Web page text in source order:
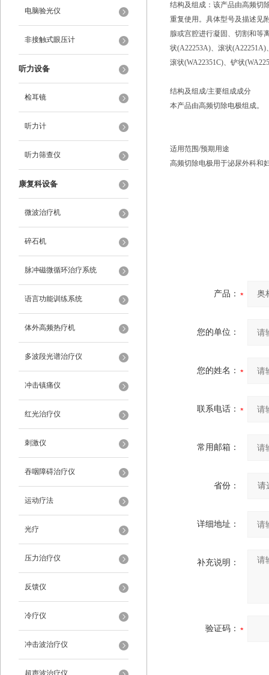
电脑验光仪
非接触式眼压计
听力设备
检耳镜
听力计
听力筛查仪
康复科设备
微波治疗机
碎石机
脉冲磁微循环治疗系统
语言功能训练系统
体外高频热疗机
多波段光谱治疗仪
冲击镇痛仪
红光治疗仪
刺激仪
吞咽障碍治疗仪
运动疗法
光疗
压力治疗仪
反馈仪
冷疗仪
冲击波治疗仪
超声波治疗仪
结构及组成：该产品由高频切
重复使用。具体型号及描述见
腺或宫腔进行凝固、切割和等
状(A22253A)、滚状(A22251A)
滚状(WA22351C)、铲状
结构及组成/主要组成成分
本产品由高频切除电极组成
适用范围/预期用途
高频切除电极用于泌尿外科
产品：
您的单位：
您的姓名：
联系电话：
常用邮箱：
省份：
详细地址：
补充说明：
验证码：